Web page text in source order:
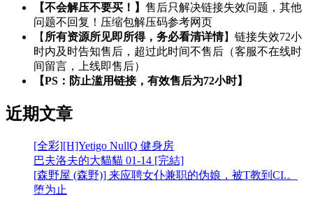
【不会解压不要买！】 售后只解决链接失效问题，其他
问题不回复！压缩包解压码参考网页
【 所有资源所见即所得，务必看清详情】链接失效72小
时内及时告知售后，超过此时间不售后（客服不在线时
间留言，上线即售后）
【PS：防止滥用链接，有效售后为72小时】
近期文章
[全彩][H]Yetigo NullQ 健身房
巴夫洛夫的大貓貓 01-14 [完結]
[森野屋 (森野)] 来应聘女仆兼职的伪娘，被T教到CI.。
堕为止